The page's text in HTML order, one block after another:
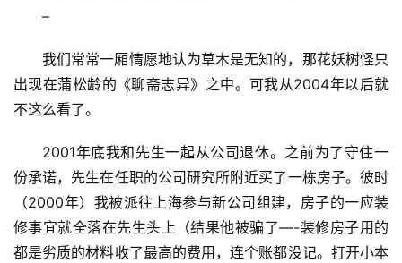
–
我们常常一厢情愿地认为草木是无知的，那花妖树怪只
出现在蒲松龄的《聊斋志异》之中。可我从2004年以后就
不这么看了。
2001年底我和先生一起从公司退休。之前为了守住一
份承诺，先生在任职的公司研究所附近买了一栋房子。彼时
（2000年）我被派往上海参与新公司组建，房子的一应装
修事宜就全落在先生头上（结果他被骗了—-装修房子用的
都是劣质的材料收了最高的费用，连个账都没记。打开小本